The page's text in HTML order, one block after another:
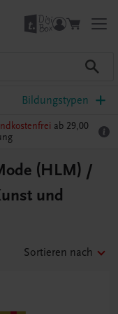
Bildungstypen
ab 29,00
(HLM) /
und
Sortieren nach